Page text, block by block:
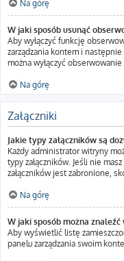
Na górę
W jaki sposób usunąć
Aby wyłączyć funkcję
zarządzania kontem i
można wyłączyć
Na górę
Załączniki
Jakie typy załączników są
Każdy administrator witryny
typy załączników. Jeśli nie
załączników jest zabronione,
Na górę
W jaki sposób można
Aby wyświetlić listę
panelu zarządzania swoim